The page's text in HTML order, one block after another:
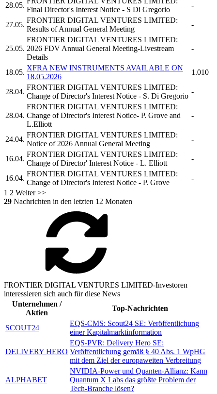
28.05.
Final Director's Interest Notice - S Di Gregorio
-
27.05.
FRONTIER DIGITAL VENTURES LIMITED:
Results of Annual General Meeting
-
25.05.
FRONTIER DIGITAL VENTURES LIMITED:
2026 FDV Annual General Meeting-Livestream
Details
-
18.05.
XFRA NEW INSTRUMENTS AVAILABLE ON
18.05.2026
1.010
28.04.
FRONTIER DIGITAL VENTURES LIMITED:
Change of Director's Interest Notice - S. Di Gregorio
-
28.04.
FRONTIER DIGITAL VENTURES LIMITED:
Change of Director's Interest Notice- P. Grove and
L.Elliott
-
24.04.
FRONTIER DIGITAL VENTURES LIMITED:
Notice of 2026 Annual General Meeting
-
16.04.
FRONTIER DIGITAL VENTURES LIMITED:
Change of Director' Interest Notice - L. Elliott
-
16.04.
FRONTIER DIGITAL VENTURES LIMITED:
Change of Director's Interest Notice - P. Grove
-
1 2 Weiter >>
29 Nachrichten in den letzten 12 Monaten
FRONTIER DIGITAL VENTURES LIMITED-Investoren
interessieren sich auch für diese News
Unternehmen /
Aktien
Top-Nachrichten
SCOUT24
EQS-CMS: Scout24 SE: Veröffentlichung
einer Kapitalmarktinformation
DELIVERY HERO
EQS-PVR: Delivery Hero SE:
Veröffentlichung gemäß § 40 Abs. 1 WpHG
mit dem Ziel der europaweiten Verbreitung
ALPHABET
NVIDIA-Power und Quanten-Allianz: Kann
Quantum X Labs das größte Problem der
Tech-Branche lösen?